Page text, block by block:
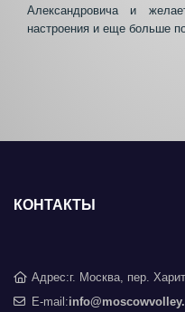
Александровича и
настроения и еще больше
КОНТАКТЫ
Адрес:г. Москва, пер.
E-mail: